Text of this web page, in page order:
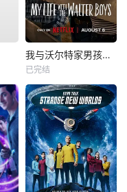
我与沃尔特家男孩的生活第三季
已完结